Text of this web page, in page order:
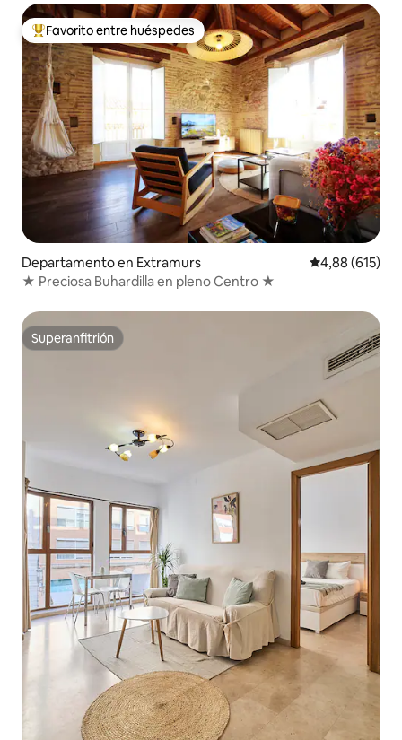
Favorito entre los huéspedes más destacados
Favorito entre huéspedes
Departamento en Extramurs Calificación
4,88 (615)
★ Preciosa Buhardilla en pleno Centro ★
Superanfitrión
Superanfitrión